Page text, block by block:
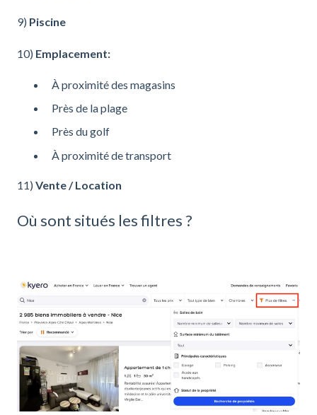
9) Piscine
10) Emplacement:
À proximité des magasins
Près de la plage
Près du golf
À proximité de transport
11) Vente / Location
Où sont situés les filtres ?